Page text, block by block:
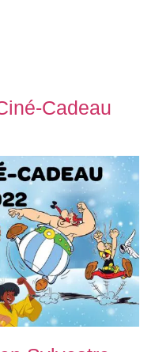
Cadeau